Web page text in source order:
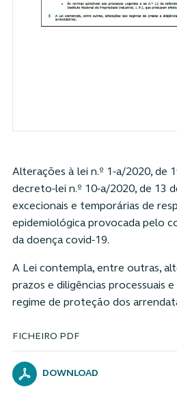
FICHEIRO PDF
DOWNLOAD
Alterações à lei n.º 1-a/2020, de
decreto-lei n.º 10-a/2020, de 13
excecionais e temporárias de
epidemiológica provocada pelo
da doença covid-19.
A Lei contempla, entre outras,
prazos e diligências processuais
regime de proteção dos